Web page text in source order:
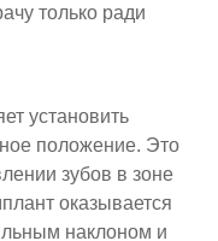
только ради
установить
положение. Это
зубов в зоне
оказывается
наклоном и